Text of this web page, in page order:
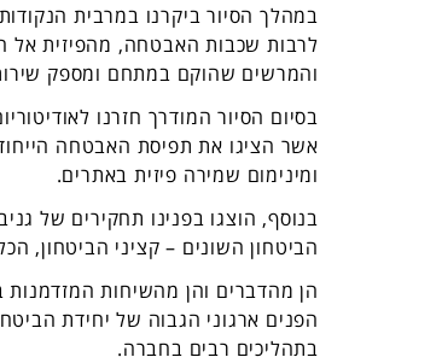
במהלך הסיור ביקרנו במרבית
לרבות שכבות האבטחה, מהפיזית אל
והמרשים שהוקם במתחם ומספק
בסיום הסיור המודרך חזרנו
אשר הציגו את תפיסת האבטחה
ומינימום שמירה פיזית באתרים.
בנוסף, הוצגו בפנינו תחקירים של
הביטחון השונים – קציני הביטחון,
הן מהדברים והן מהשיחות
הפנים ארגוני הגבוה של יחידת
בתהליכים רבים בחברה.